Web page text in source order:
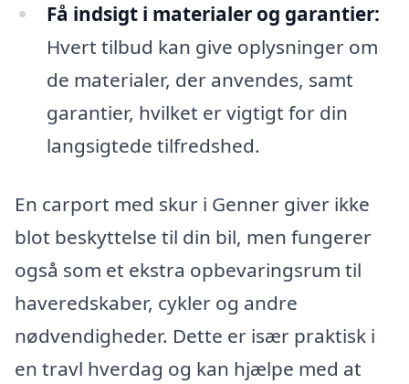
Få indsigt i materialer og garantier:
Hvert tilbud kan give oplysninger om
de materialer, der anvendes, samt
garantier, hvilket er vigtigt for din
langsigtede tilfredshed.
En carport med skur i Genner giver ikke
blot beskyttelse til din bil, men fungerer
også som et ekstra opbevaringsrum til
haveredskaber, cykler og andre
nødvendigheder. Dette er især praktisk i
en travl hverdag og kan hjælpe med at